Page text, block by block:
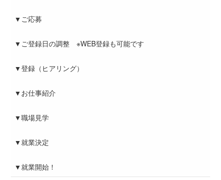
▼ご応募
▼ご登録日の調整 ※WEB登録も可能です
▼登録（ヒアリング）
▼お仕事紹介
▼職場見学
▼就業決定
▼就業開始！